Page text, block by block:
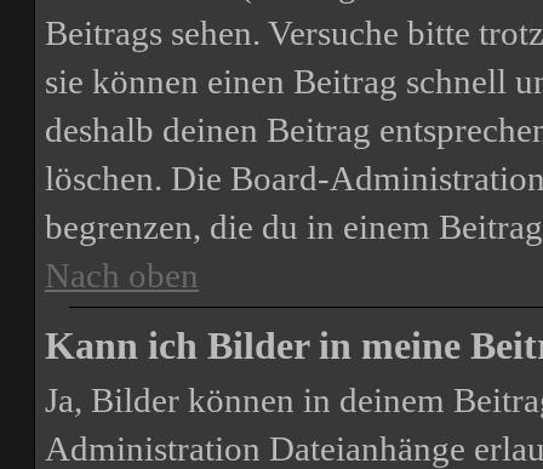
Beitrags sehen. Versuche bitte
sie können einen Beitrag schnell
deshalb deinen Beitrag
löschen. Die Board-
begrenzen, die du in einem
Nach oben
Kann ich Bilder in meine
Ja, Bilder können in deinem
Administration Dateianhänge